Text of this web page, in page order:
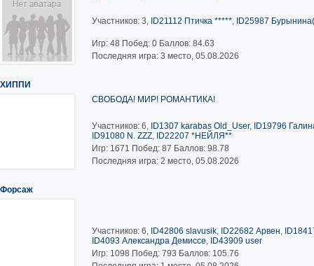
Участников: 3, ID21112 Птичка *****, ID25987
Игр: 48 Побед: 0 Баллов: 84.63
Последняя игра: 3 место, 05.08.2026
ХИППИ
СВОБОДА! МИР! РОМАНТИКА!
Участников: 6, ID1307 karabas Old_User, ID19796
ID91080 N. ZZZ, ID22207 *НЕЙЛЯ**
Игр: 1671 Побед: 87 Баллов: 98.78
Последняя игра: 2 место, 05.08.2026
Форсаж
Участников: 6, ID42806 slavusik, ID22682 Арвен,
ID4093 Александра Демиссе, ID43909 user
Игр: 1098 Побед: 793 Баллов: 105.76